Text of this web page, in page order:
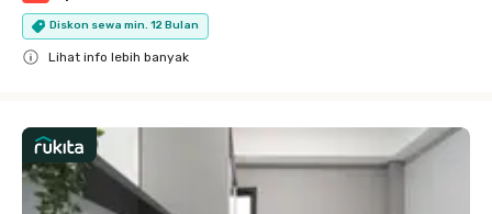
Diskon sewa min. 12 Bulan
Lihat info lebih banyak